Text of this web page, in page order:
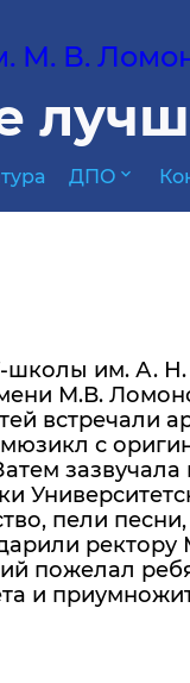
М. В.
ДПО expand_more
школы им. А.
М.В.
встречали
мюзикл с
пели
ректору
пожелал
и